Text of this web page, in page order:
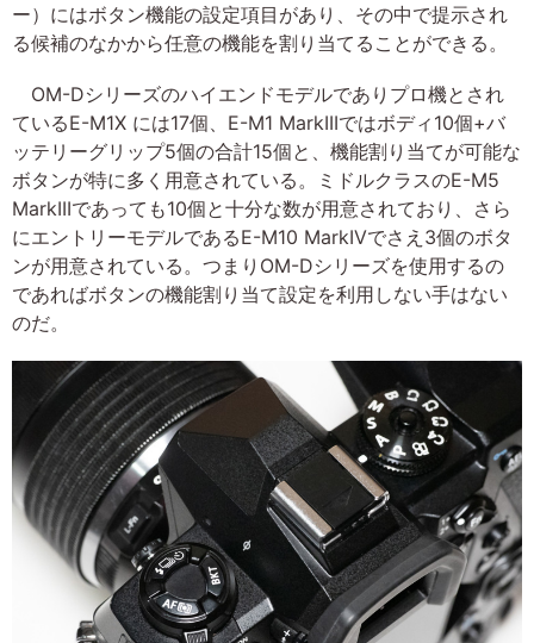
ー）にはボタン機能の設定項目があり、その中で提示され
る候補のなかから任意の機能を割り当てることができる。
OM-Dシリーズのハイエンドモデルでありプロ機とされ
ているE-M1X には17個、E-M1 MarkIIIではボディ10個+バ
ッテリーグリップ5個の合計15個と、機能割り当てが可能な
ボタンが特に多く用意されている。ミドルクラスのE-M5
MarkIIIであっても10個と十分な数が用意されており、さら
にエントリーモデルであるE-M10 MarkIVでさえ3個のボタ
ンが用意されている。つまりOM-Dシリーズを使用するの
であればボタンの機能割り当て設定を利用しない手はない
のだ。